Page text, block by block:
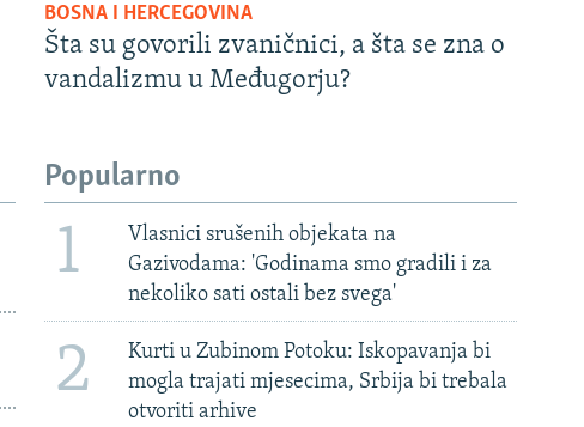
BOSNA I HERCEGOVINA
Šta su govorili zvaničnici, a šta se zna o
vandalizmu u Međugorju?
Popularno
1
Vlasnici srušenih objekata na
Gazivodama: 'Godinama smo gradili i za
nekoliko sati ostali bez svega'
2
Kurti u Zubinom Potoku: Iskopavanja bi
mogla trajati mjesecima, Srbija bi trebala
otvoriti arhive